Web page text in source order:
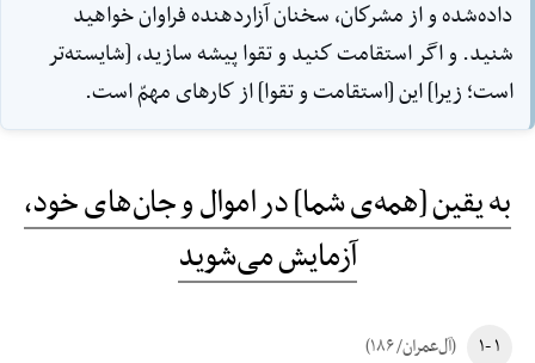
داده‌شده و از مشركان، سخنان آزاردهنده فراوان خواهيد
شنيد. و اگر استقامت كنيد و تقوا پيشه سازيد، [شايسته‌تر
است؛ زيرا] اين [استقامت و تقوا] از كارهاى مهمّ است.
به یقین [همه‌ی شما] در اموال و جان‌های خود،
آزمایش می‌شوید
۱ -۱ (آل‌عمران/ ۱۸۶)